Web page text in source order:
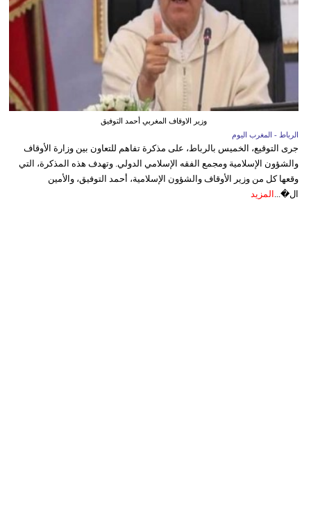
وزير الاوقاف المغربي أحمد التوفيق
الرباط - المغرب اليوم
جرى التوقيع، الخميس بالرباط، على مذكرة تفاهم للتعاون بين وزارة الأوقاف
والشؤون الإسلامية ومجمع الفقه الإسلامي الدولي. وتهدف هذه المذكرة، التي
وقعها كل من وزير الأوقاف والشؤون الإسلامية، أحمد التوفيق، والأمين
ال�... المزيد